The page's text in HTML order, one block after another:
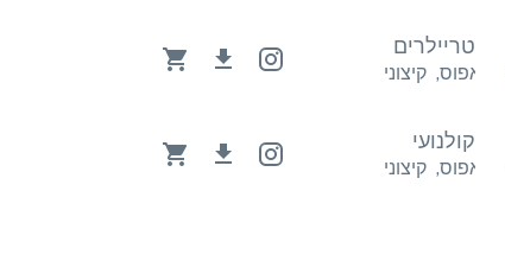
טריילרים
אפוס, קיצוני
קולנועי
אפוס, קיצוני